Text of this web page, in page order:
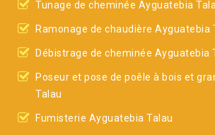
Tunage de cheminée Ayguatebia
Ramonage de chaudière Ayguatebia
Débistrage de cheminée Ayguatebia
Poseur et pose de poêle à bois et
Talau
Fumisterie Ayguatebia Talau